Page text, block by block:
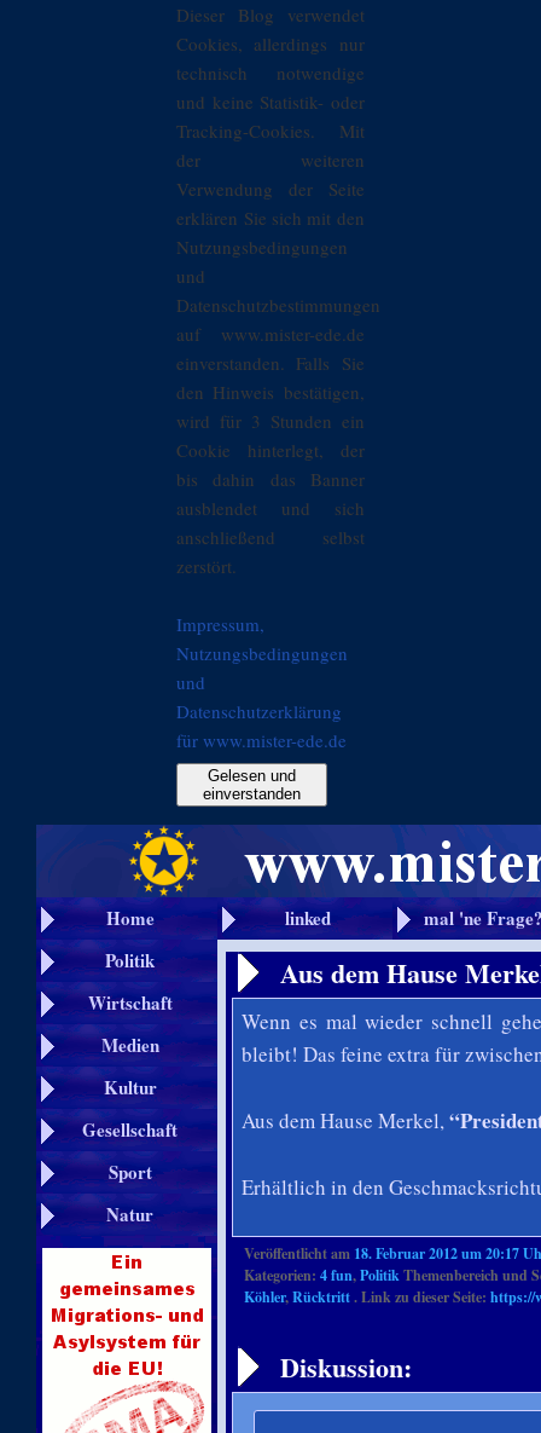
Dieser Blog verwendet
Cookies, allerdings nur
technisch notwendige
und keine Statistik- oder
Tracking-Cookies. Mit
der weiteren
Verwendung der Seite
erklären Sie sich mit den
Nutzungsbedingungen
und
Datenschutzbestimmungen
auf www.mister-ede.de
einverstanden. Falls Sie
den Hinweis bestätigen,
wird für 3 Stunden ein
Cookie hinterlegt, der
bis dahin das Banner
ausblendet und sich
anschließend selbst
zerstört.
Impressum,
Nutzungsbedingungen
und
Datenschutzerklärung
für www.mister-ede.de
Gelesen und
einverstanden
Home linked
mal 'ne
Politik
Wirtschaft
Medien
Kultur
Gesellschaft
Sport
Natur
Aus dem Hause
Wenn es mal wieder schnell
bleibt! Das feine extra für
Aus dem Hause Merkel,
Erhältlich in den
Veröffentlicht am 18. Februar 2012 um 20:17
Kategorien: 4 fun,PolitikThemenbereich und
Köhler,Rücktritt. Link zu dieser Seite: https://
Diskussion: